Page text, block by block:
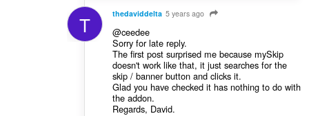
T thedaviddelta 5 years ago
@ceedee
Sorry for late reply.
The first post surprised me because mySkip
doesn't work like that, it just searches for the
skip / banner button and clicks it.
Glad you have checked it has nothing to do with
the addon.
Regards, David.